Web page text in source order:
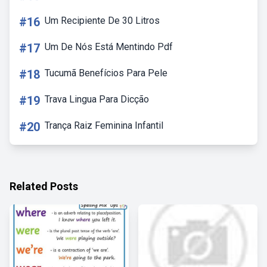
#16 Um Recipiente De 30 Litros
#17 Um De Nós Está Mentindo Pdf
#18 Tucumã Benefícios Para Pele
#19 Trava Lingua Para Dicção
#20 Trança Raiz Feminina Infantil
Related Posts